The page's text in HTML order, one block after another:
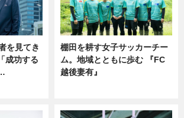
を見てき
成功する
棚田を耕す女子サッカーチー
ム。地域とともに歩む 『FC
越後妻有』